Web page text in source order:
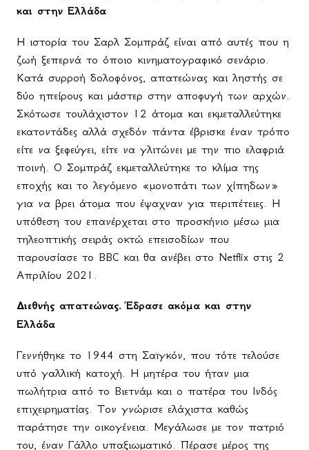
και στην Ελλάδα
Η ιστορία του Σαρλ Σομπράζ είναι από αυτές που η
ζωή ξεπερνά το όποιο κινηματογραφικό σενάριο.
Κατά συρροή δολοφόνος, απατεώνας και ληστής σε
δύο ηπείρους και μάστερ στην αποφυγή των αρχών.
Σκότωσε τουλάχιστον 12 άτομα και εκμεταλλεύτηκε
εκατοντάδες αλλά σχεδόν πάντα έβρισκε έναν τρόπο
είτε να ξεφεύγει, είτε να γλιτώνει με την πιο ελαφριά
ποινή. Ο Σομπράζ εκμεταλλεύτηκε το κλίμα της
εποχής και το λεγόμενο «μονοπάτι των χίπηδων»
για να βρει άτομα που έψαχναν για περιπέτειες. Η
υπόθεση του επανέρχεται στο προσκήνιο μέσω μια
τηλεοπτικής σειράς οκτώ επεισοδίων που
παρουσίασε το BBC και θα ανέβει στο Netflix στις 2
Απριλίου 2021.
Διεθνής απατεώνας. Έδρασε ακόμα και στην
Ελλάδα
Γεννήθηκε το 1944 στη Σαϊγκόν, που τότε τελούσε
υπό γαλλική κατοχή. Η μητέρα του ήταν μια
πωλήτρια από το Βιετνάμ και ο πατέρα του Ινδός
επιχειρηματίας. Τον γνώρισε ελάχιστα καθώς
παράτησε την οικογένεια. Μεγάλωσε με τον πατριό
του, έναν Γάλλο υπαξιωματικό. Πέρασε μέρος της